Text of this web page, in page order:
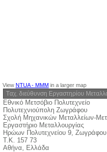
View NTUA - MMM in a larger map
Tαχ. διεύθυνση Εργαστηρίου
Εθνικό Μετσόβιο Πολυτεχνείο
Πολυτεχνιούπολη Ζωγράφου
Σχολή Μηχανικών Μεταλλείων-
Εργαστήριο Μεταλλουργίας
Ηρώων Πολυτεχνείου 9, Ζωγράφου
Τ.Κ. 157 73
Αθήνα, Ελλάδα